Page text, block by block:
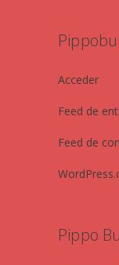
Acceder
Feed de
Feed de
Pippo